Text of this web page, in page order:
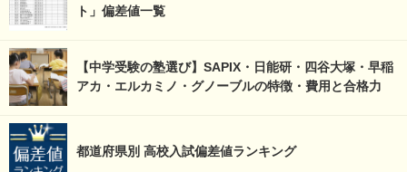
ト」偏差値一覧
【中学受験の塾選び】SAPIX・日能研・四谷大塚・早稲
アカ・エルカミノ・グノーブルの特徴・費用と合格力
都道府県別 高校入試偏差値ランキング